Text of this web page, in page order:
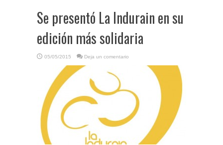
Se presentó La Indurain en su
edición más solidaria
05/05/2015 Deja un comentario